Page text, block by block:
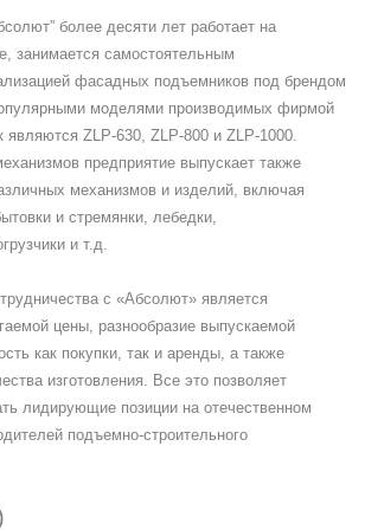
более десяти лет работает на
занимается самостоятельным
фасадных подъемников под брендом
моделями производимых фирмой
являются ZLP-630, ZLP-800 и ZLP-1000.
предприятие выпускает также
механизмов и изделий, включая
и стремянки, лебедки,
и т.д.
с «Абсолют» является
цены, разнообразие выпускаемой
как покупки, так и аренды, а также
изготовления. Все это позволяет
лидирующие позиции на отечественном
подъемно-строительного